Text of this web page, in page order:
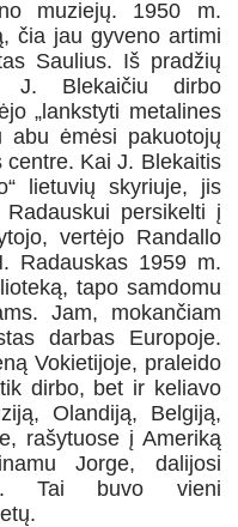
muziejų. 1950 m.
čia jau gyveno artimi
Saulius. Iš pradžių
J. Blekaičiu dirbo
„lankstyti metalines
abu ėmėsi pakuotojų
centre. Kai J. Blekaitis
lietuvių skyriuje, jis
persikelti į
vertėjo Randallo
Radauskas 1959 m.
tapo samdomu
Jam, mokančiam
darbas Europoje.
Vokietijoje, praleido
dirbo, bet ir keliavo
Olandiją, Belgiją,
rašytuose į Ameriką
Jorge, dalijosi
Tai buvo vieni